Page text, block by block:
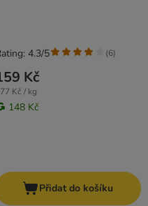
Kč
Kč / kg
148 Kč
4.3/5 (6)
Přidat do košíku